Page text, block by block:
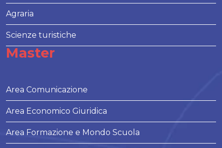
Agraria
Scienze turistiche
Master
Area Comunicazione
Area Economico Giuridica
Area Formazione e Mondo Scuola